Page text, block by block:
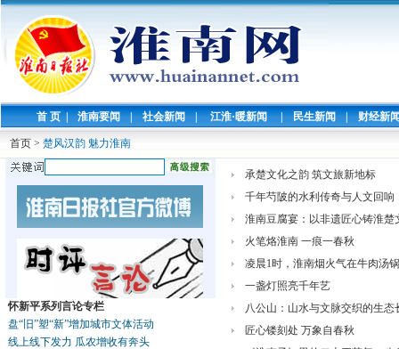
首 页 | 淮南要闻 | 社会新闻 | 江淮·暖新闻 | 民生新闻 | 财经新
首页 > 楚风汉韵 魅力淮南
怀新平系列言论专栏
盘“旧”塑“新”增加城市文体活动
线上线下发力 瓜农增收有奔头
承楚文化之韵 筑文旅新地标
千年芍陂的水利传奇与人文回响
淮南豆腐宴：以非遗匠心铸淮楚
火笔烙淮南 一痕一春秋
凌晨1时，淮南烟火气在牛肉汤
一盏灯照亮千年艺
八公山：山水与文脉交织的生态
匠心镂刻处 万象自春秋